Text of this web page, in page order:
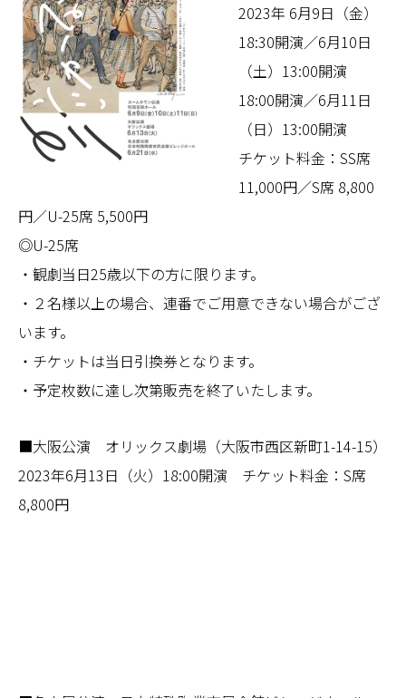
2023年 6月9日（金）
18:30開演／6月10日
（土）13:00開演
18:00開演／6月11日
（日）13:00開演
チケット料金：SS席
11,000円／S席 8,800
円／U-25席 5,500円
◎U-25席
・観劇当日25歳以下の方に限ります。
・２名様以上の場合、連番でご用意できない場合がござ
います。
・チケットは当日引換券となります。
・予定枚数に達し次第販売を終了いたします。
■大阪公演 オリックス劇場（大阪市西区新町1-14-15）
2023年6月13日（火）18:00開演 チケット料金：S席
8,800円